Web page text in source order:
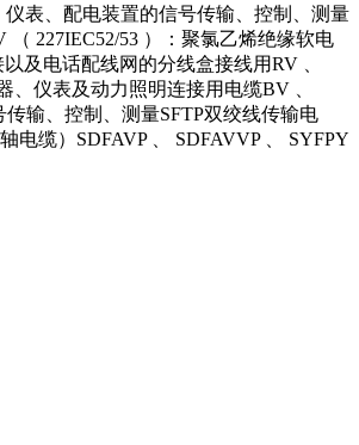
仪表、配电装置的信号传输、控制、测量
227IEC52/53 ）：聚氯乙烯绝缘软电
及电话配线网的分线盒接线用RV 、
仪表及动力照明连接用电缆BV 、
输、控制、测量SFTP双绞线传输电
缆）SDFAVP 、 SDFAVVP 、 SYFPY